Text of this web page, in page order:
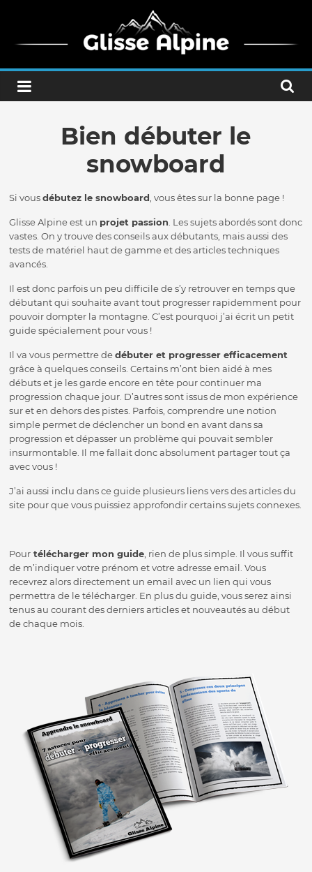
Bien débuter le
snowboard
Si vousdébutez le snowboard , vous êtes sur la bonne page !
Glisse Alpine est un projet passion . Les sujets abordés sont donc
vastes. On y trouve des conseils aux débutants, mais aussi des
tests de matériel haut de gamme et des articles techniques
avancés.
Il est donc parfois un peu difficile de s’y retrouver en temps que
débutant qui souhaite avant tout progresser rapidemment pour
pouvoir dompter la montagne. C’est pourquoi j’ai écrit un petit
guide spécialement pour vous !
Il va vous permettre dedébuter et progresser efficacement
grâce à quelques conseils. Certains m’ont bien aidé à mes
débuts et je les garde encore en tête pour continuer ma
progression chaque jour. D’autres sont issus de mon expérience
sur et en dehors des pistes. Parfois, comprendre une notion
simple permet de déclencher un bond en avant dans sa
progression et dépasser un problème qui pouvait sembler
insurmontable. Il me fallait donc absolument partager tout ça
avec vous !
J’ai aussi inclu dans ce guide plusieurs liens vers des articles du
site pour que vous puissiez approfondir certains sujets connexes.
Pour télécharger mon guide , rien de plus simple. Il vous suffit
de m’indiquer votre prénom et votre adresse email. Vous
recevrez alors directement un email avec un lien qui vous
permettra de le télécharger. En plus du guide, vous serez ainsi
tenus au courant des derniers articles et nouveautés au début
de chaque mois.